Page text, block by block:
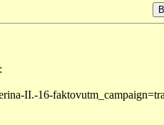
II.-16-